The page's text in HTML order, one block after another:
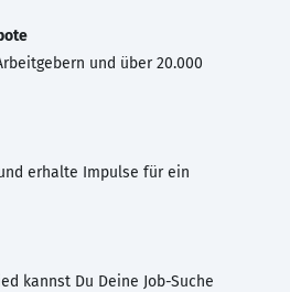
und über 20.000
erhalte Impulse für ein
kannst Du Deine Job-Suche